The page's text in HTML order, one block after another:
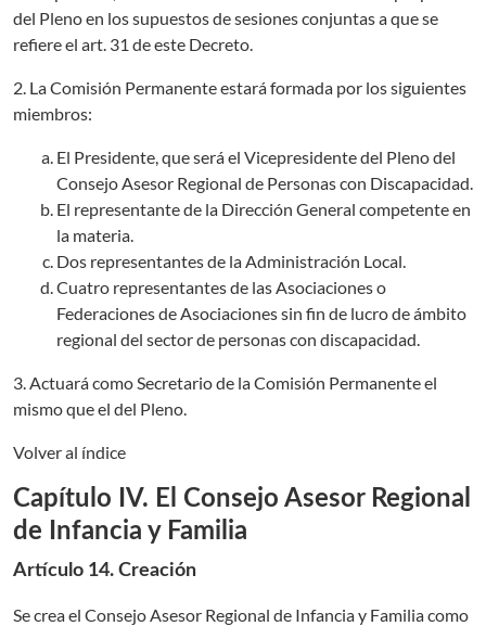
del Pleno en los supuestos de sesiones conjuntas a que se
refiere el art. 31 de este Decreto.
2. La Comisión Permanente estará formada por los siguientes
miembros:
El Presidente, que será el Vicepresidente del Pleno del
Consejo Asesor Regional de Personas con Discapacidad.
El representante de la Dirección General competente en
la materia.
Dos representantes de la Administración Local.
Cuatro representantes de las Asociaciones o
Federaciones de Asociaciones sin fin de lucro de ámbito
regional del sector de personas con discapacidad.
3. Actuará como Secretario de la Comisión Permanente el
mismo que el del Pleno.
Volver al índice
Capítulo IV. El Consejo Asesor Regional
de Infancia y Familia
Artículo 14. Creación
Se crea el Consejo Asesor Regional de Infancia y Familia como